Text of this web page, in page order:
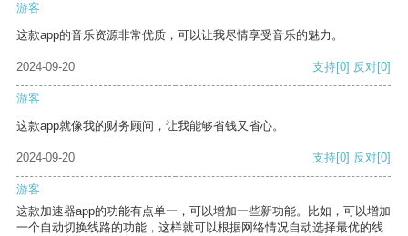
游客
这款app的音乐资源非常优质，可以让我尽情享受音乐的魅力。
2024-09-20 支持[0] 反对[0]
游客
这款app就像我的财务顾问，让我能够省钱又省心。
2024-09-20 支持[0] 反对[0]
游客
这款加速器app的功能有点单一，可以增加一些新功能。比如，可以增加
一个自动切换线路的功能，这样就可以根据网络情况自动选择最优的线